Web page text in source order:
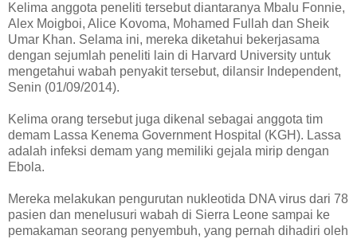
Kelima anggota peneliti tersebut diantaranya Mbalu Fonnie,
Alex Moigboi, Alice Kovoma, Mohamed Fullah dan Sheik
Umar Khan. Selama ini, mereka diketahui bekerjasama
dengan sejumlah peneliti lain di Harvard University untuk
mengetahui wabah penyakit tersebut, dilansir Independent,
Senin (01/09/2014).
Kelima orang tersebut juga dikenal sebagai anggota tim
demam Lassa Kenema Government Hospital (KGH). Lassa
adalah infeksi demam yang memiliki gejala mirip dengan
Ebola.
Mereka melakukan pengurutan nukleotida DNA virus dari 78
pasien dan menelusuri wabah di Sierra Leone sampai ke
pemakaman seorang penyembuh, yang pernah dihadiri oleh